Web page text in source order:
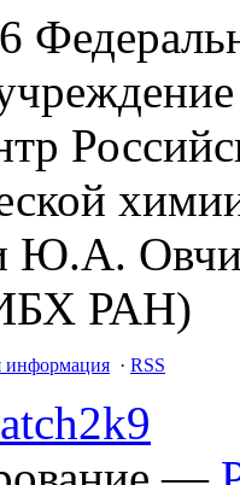
РАН)
информация · RSS